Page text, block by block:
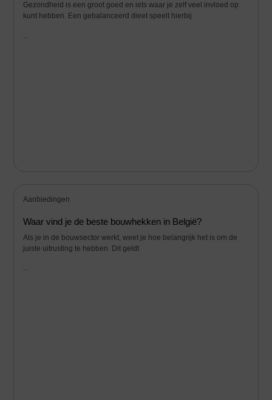
Gezondheid is een groot goed en iets waar je zelf veel invloed op
kunt hebben. Een gebalanceerd dieet speelt hierbij
Aanbiedingen
Waar vind je de beste bouwhekken in België?
Als je in de bouwsector werkt, weet je hoe belangrijk het is om de
juiste uitrusting te hebben. Dit geldt
...